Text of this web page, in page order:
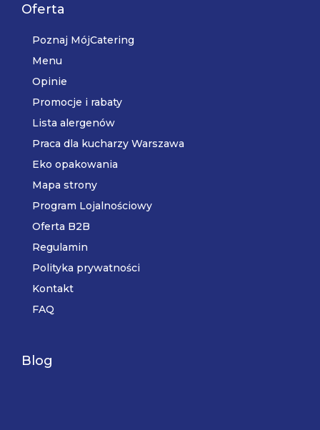
Oferta
Poznaj MójCatering
Menu
Opinie
Promocje i rabaty
Lista alergenów
Praca dla kucharzy Warszawa
Eko opakowania
Mapa strony
Program Lojalnościowy
Oferta B2B
Regulamin
Polityka prywatności
Kontakt
FAQ
Blog